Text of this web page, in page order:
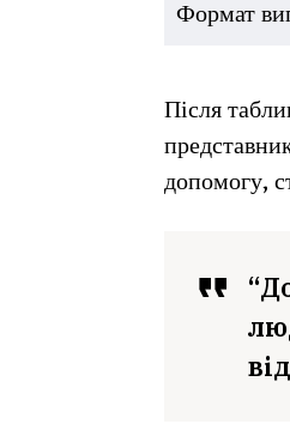
Формат
Після
допомогу,